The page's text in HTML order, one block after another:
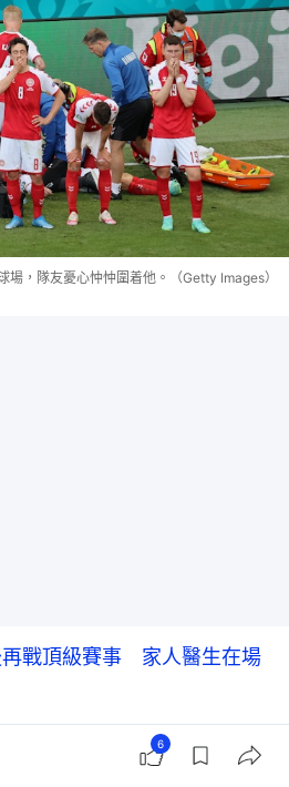
場，隊友憂心忡忡圍着他。（Getty Images）
戰頂級賽事 家人醫生在場
為基斯甸艾歷臣做CPR 卡積
6